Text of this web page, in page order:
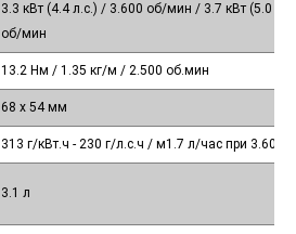
3.3 кВт (4.4 л.с.) / 3.600 об/мин / 3.7 кВт (5.0
об/мин
13.2 Нм / 1.35 кг/м / 2.500 об.мин
68 х 54 мм
313 г/кВт.ч - 230 г/л.с.ч / м1.7 л/час при 3.600
3.1 л